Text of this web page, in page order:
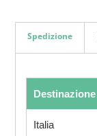
Spedizione
Destinazione
Italia